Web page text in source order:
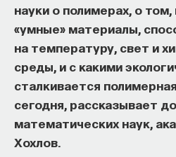
науки о полимерах, о том,
«умные» материалы,
на температуру, свет и
среды, и с какими
сталкивается
сегодня, рассказывает
математических наук,
Хохлов.
В 2012 годуИвар Максутов
ПостНаука, который дал
изменил медийное
языке. В 2021 году в
Naukka, помогающую учёным
и предпринимателям
в технологии и успешные
команда ПостНауки
Обычно под словом «вирус»
известные заболевания
и вируса Эбола. Они
экзогенным вирусам,
заразиться от других
миллионы лет существуют
в нашем геноме — такие
эндогенными. О следах